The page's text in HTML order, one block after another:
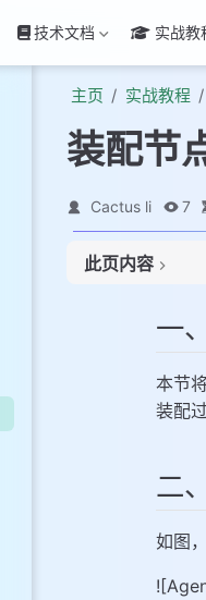
技术文档 实战教
主页 实战教程
装配节
Cactus li 7
此页内容
二、流程设计
三、功能实现
1. 工程结构
2. 核心模块
一
本节
装配
二
如图